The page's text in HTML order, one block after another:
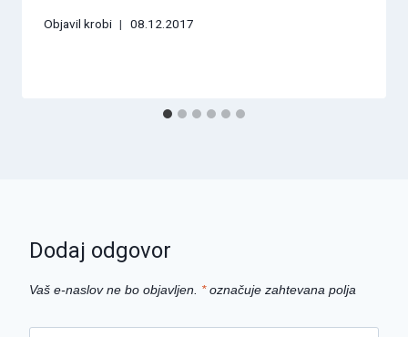
Objavil krobi 08.12.2017
Dodaj odgovor
Vaš e-naslov ne bo objavljen. *označuje zahtevana polja